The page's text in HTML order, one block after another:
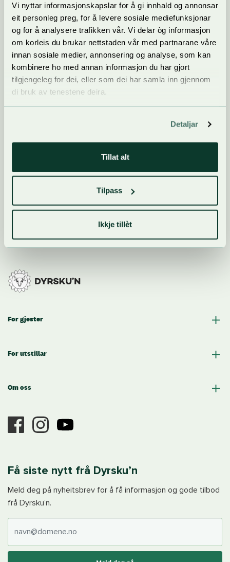
Vi nyttar informasjonskapslar for å gi innhald og annonsar
eit personleg preg, for å levere sosiale mediefunksjonar
og for å analysere trafikken vår. Vi delar òg informasjon
om korleis du brukar nettstaden vår med partnarane våre
innan sosiale medier, annonsering og analyse, som kan
kombinere ho med annan informasjon du har gjort
tilgjengeleg for dei, eller som dei har samla inn gjennom
di bruk av tenestene deira.
Detaljar
Tillat alt
Tilpass
Ikkje tillèt
Kontakt oss
Dyrsku'n Arrangement AS
Telefon:+47 35 06 57 70
E-post: post@dyrskun.no
utstillar@dyrskun.no
For gjester
For utstillar
Om oss
Få siste nytt frå Dyrsku’n
Meld deg på nyheitsbrev for å få informasjon og gode tilbod
frå Dyrsku’n.